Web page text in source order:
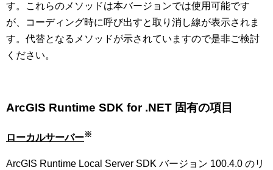
す。これらのメソッドは本バージョンでは使用可能です
が、コーディング時に呼び出すと取り消し線が表示されま
す。代替となるメソッドが示されていますので是非ご検討
ください。
ArcGIS Runtime SDK for .NET 固有の項目
ローカルサーバー※
ArcGIS Runtime Local Server SDK バージョン 100.4.0 のリ